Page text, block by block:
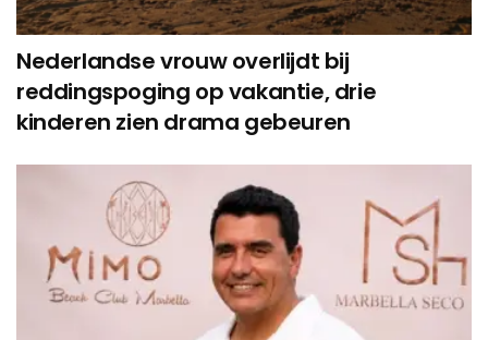
Nederlandse vrouw overlijdt bij
reddingspoging op vakantie, drie
kinderen zien drama gebeuren